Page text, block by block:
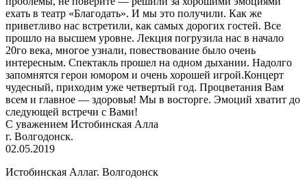
ехать в театр «Благодать». И мы это получили. Как же
приветливо нас встретили, как самых дорогих гостей. Все
прошло на высшем уровне. Лекция погрузила нас в начало
20го века, многое узнали, повествование было очень
интересным. Спектакль прошел на одном дыхании. Надолго
запомнятся герои юмором и очень хорошей игрой.Концерт
чудесный, приходим уже четвертый год. Процветания Вам
всем и главное — здоровья! Мы в восторге. Эмоций хватит до
следующей встречи с Вами!
С уважением Истобинская Алла
г. Волгодонск.
02.05.2019
Истобинская Аллаг. Волгодонск